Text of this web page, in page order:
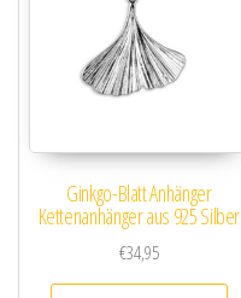
Ginkgo-Blatt Anhänger
Kettenanhänger aus 925 Silber
€34,95